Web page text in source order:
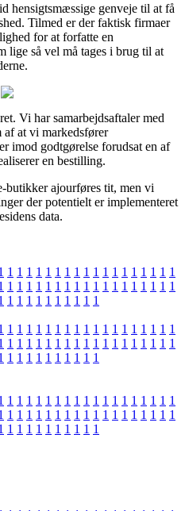
hensigtsmæssige genveje til at få
Tilmed er der faktisk firmaer
for at forfatte en
lige så vel må tages i brug til at
Vi har samarbejdsaftaler med
at vi markedsfører
imod godtgørelse forudsat en af
en bestilling.
butikker ajourføres tit, men vi
der potentielt er implementeret
data.
1 1 1 1 1 1 1 1 1 1 1 1 1 1 1 1 1 1
1 1 1 1 1 1 1 1 1 1 1 1 1 1 1 1 1 1
1 1 1 1 1 1 1 1 1 1
1 1 1 1 1 1 1 1 1 1 1 1 1 1 1 1 1 1
1 1 1 1 1 1 1 1 1 1 1 1 1 1 1 1 1 1
1 1 1 1 1 1 1 1 1 1
1 1 1 1 1 1 1 1 1 1 1 1 1 1 1 1 1 1
1 1 1 1 1 1 1 1 1 1 1 1 1 1 1 1 1 1
1 1 1 1 1 1 1 1 1 1